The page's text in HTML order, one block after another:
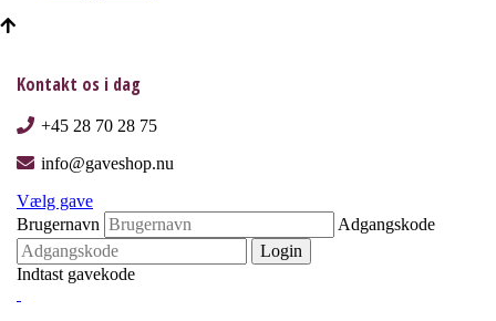
Kontakt os i dag
+45 28 70 28 75
info@gaveshop.nu
Vælg gave
Brugernavn
Adgangskode
Login
Indtast gavekode